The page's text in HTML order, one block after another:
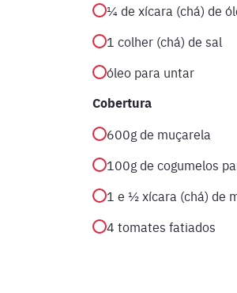
¼ de xícara (chá) de
1 colher (chá) de sal
óleo para untar
Cobertura
600g de muçarela
100g de cogumelos
1 e ½ xícara (chá) de
4 tomates fatiados